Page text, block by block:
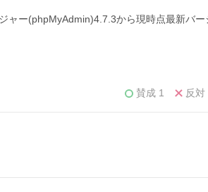
ャー(phpMyAdmin)4.7.3から現時点最新バ
賛成 1 反対